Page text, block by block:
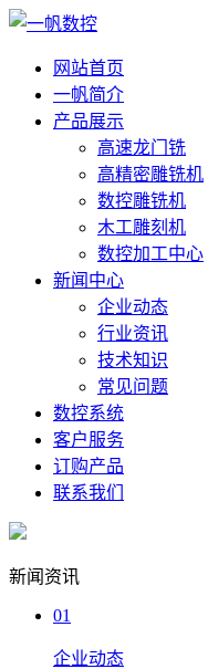
网站首页
一帆简介
产品展示
高速龙门铣
高精密雕铣机
数控雕铣机
木工雕刻机
数控加工中心
新闻中心
企业动态
行业资讯
技术知识
常见问题
数控系统
客户服务
订购产品
联系我们
新闻资讯
01
企业动态